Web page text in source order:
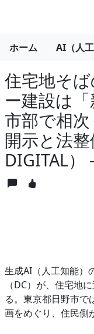
ホーム AI（人工
住宅地そ
ー建設は
市部で相
開示と法
DIGITAL）
生成AI（人工知能）
（DC）が、住宅地
る。東京都日野市で
画をめぐり、住民側